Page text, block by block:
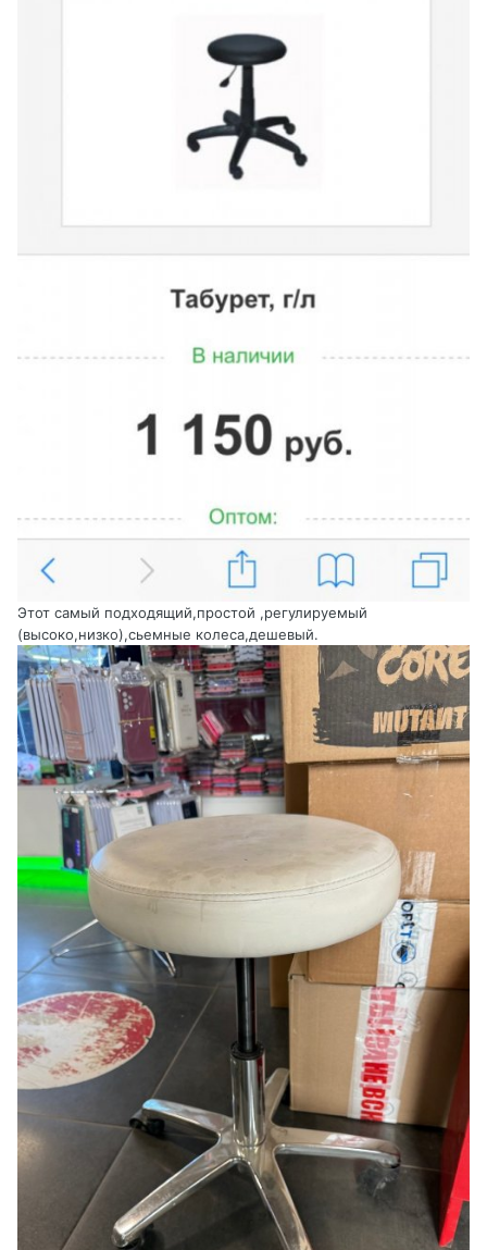
Этот самый подходящий,простой ,регулируемый
(высоко,низко),сьемные колеса,дешевый.